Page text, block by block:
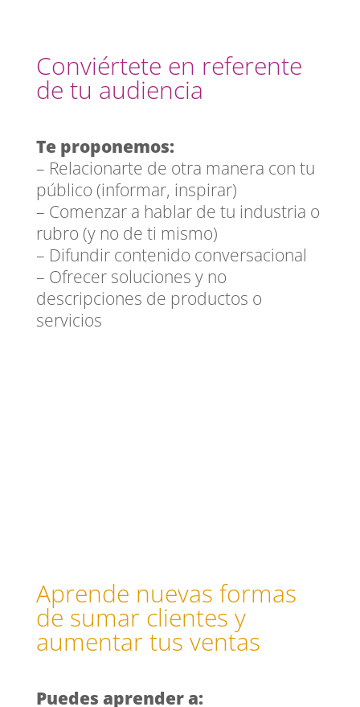
Conviértete en referente
de tu audiencia
Te proponemos:
– Relacionarte de otra manera con tu
público (informar, inspirar)
– Comenzar a hablar de tu industria o
rubro (y no de ti mismo)
– Difundir contenido conversacional
– Ofrecer soluciones y no
descripciones de productos o
servicios
Aprende nuevas formas
de sumar clientes y
aumentar tus ventas
Puedes aprender a: